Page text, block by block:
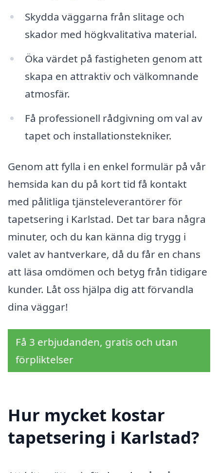
Skydda väggarna från slitage och
skador med högkvalitativa material.
Öka värdet på fastigheten genom att
skapa en attraktiv och välkomnande
atmosfär.
Få professionell rådgivning om val av
tapet och installationstekniker.
Genom att fylla i en enkel formulär på vår
hemsida kan du på kort tid få kontakt
med pålitliga tjänsteleverantörer för
tapetsering i Karlstad. Det tar bara några
minuter, och du kan känna dig trygg i
valet av hantverkare, då du får en chans
att läsa omdömen och betyg från tidigare
kunder. Låt oss hjälpa dig att förvandla
dina väggar!
Få 3 erbjudanden, gratis och utan
förpliktelser
Hur mycket kostar
tapetsering i Karlstad?